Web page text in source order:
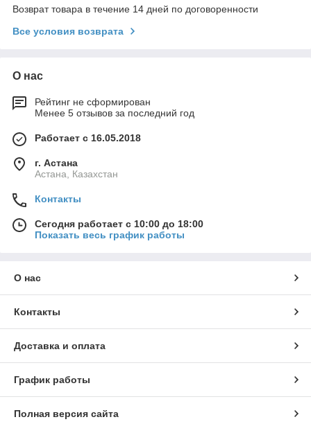
Возврат товара в течение 14 дней по договоренности
Все условия возврата
О нас
Рейтинг не сформирован
Менее 5 отзывов за последний год
Работает с 16.05.2018
г. Астана
Астана, Казахстан
Контакты
Сегодня работает с 10:00 до 18:00
Показать весь график работы
О нас
Контакты
Доставка и оплата
График работы
Полная версия сайта